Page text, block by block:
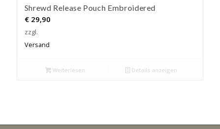
Shrewd Release Pouch Embroidered
€29,90
zzgl.
Versand
Weiterlesen Details anzeigen